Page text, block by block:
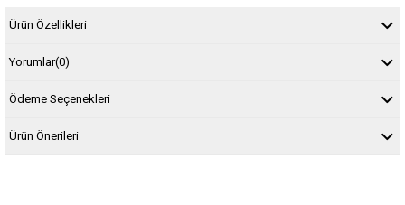
Ürün Özellikleri
Yorumlar(0)
Ödeme Seçenekleri
Ürün Önerileri